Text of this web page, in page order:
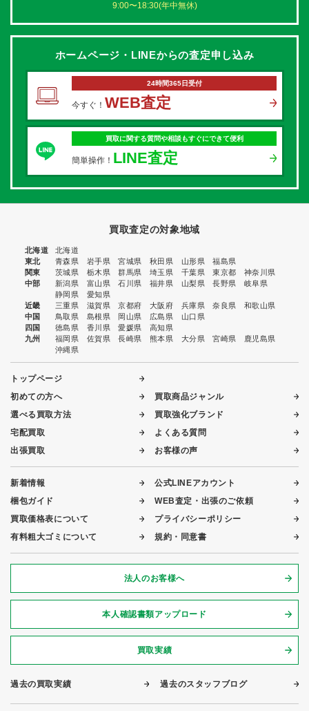
9:00〜18:30(年中無休)
ホームページ・LINEからの査定申し込み
24時間365日受付
今すぐ！ WEB査定
買取に関する質問や相談もすぐにできて便利
簡単操作！ LINE査定
買取査定の対象地域
北海道
北海道
東北
青森県 岩手県 宮城県 秋田県 山形県
福島県
関東
茨城県 栃木県 群馬県 埼玉県 千葉県 東京都
神奈川県
中部
新潟県 富山県 石川県 福井県 山梨県 長野県
岐阜県
静岡県
愛知県
近畿
三重県 滋賀県 京都府 大阪府 兵庫県 奈良県
和歌山県
中国
鳥取県 島根県 岡山県 広島県
山口県
四国
徳島県 香川県 愛媛県
高知県
九州
福岡県 佐賀県 長崎県 熊本県 大分県 宮崎県
鹿児島県
沖縄県
トップページ
初めての方へ
選べる買取方法
宅配買取
出張買取
買取商品ジャンル
買取強化ブランド
よくある質問
お客様の声
新着情報
梱包ガイド
買取価格表について
有料粗大ゴミについて
公式LINEアカウント
WEB査定・出張のご依頼
プライバシーポリシー
規約・同意書
法人のお客様へ
本人確認書類アップロード
買取実績
過去の買取実績 過去のスタッフブログ